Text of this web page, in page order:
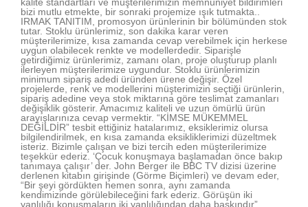
bizi mutlu etmekte, bir sonraki projemize ışık tutmakta..
IRMAK TANITIM, promosyon ürünlerinin bir bölümünden stok
tutar. Stoklu ürünlerimiz, son dakika karar veren
müşterilerimize, kısa zamanda cevap verebilmek için herkese
uygun olabilecek renkte ve modellerdedir. Siparişle
getirdiğimiz ürünlerimiz, zamanı olan, proje oluşturup planlı
ilerleyen müşterilerimize uygundur. Stoklu ürünlerimizin
minimum sipariş adedi üründen ürene değişir. Özel
projelerde, renk ve modellerini müşterimizin seçtiği ürünlerin,
sipariş adedine veya stok miktarına göre teslimat zamanları
değişiklik gösterir. Amacımız kaliteli ve uzun ömürlü ürün
arayışlarınıza cevap vermektir. “KİMSE MÜKEMMEL
DEĞİLDİR” tesbit ettiğiniz hatalarımız, eksiklerimiz olursa
bilgilendirilmek, en kısa zamanda eksikliklerimizi düzeltmek
isteriz. Bizimle çalışan ve bizi tercih eden müşterilerimize
teşekkür ederiz. ‘Çocuk konuşmaya başlamadan önce bakıp
tanımaya çalışır’ der. John Berger ile BBC TV dizisi üzerine
derlenen kitabın girişinde (Görme Biçimleri) ve devam eder,
“Bir şeyi gördükten hemen sonra, aynı zamanda
kendimizinde görülebileceğini fark ederiz. Görüşün iki
yanlılığı konuşmaların iki yanlılığından daha baskındır”